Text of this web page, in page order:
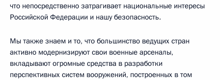
что непосредственно затрагивает национальные интересы
Российской Федерации и нашу безопасность.
Мы также знаем и то, что большинство ведущих стран
активно модернизируют свои военные арсеналы,
вкладывают огромные средства в разработки
перспективных систем вооружений, построенных в том